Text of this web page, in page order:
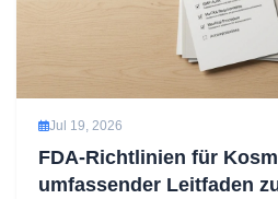
Jul 19, 2026
FDA-Richtlinien für
umfassender Leitfaden